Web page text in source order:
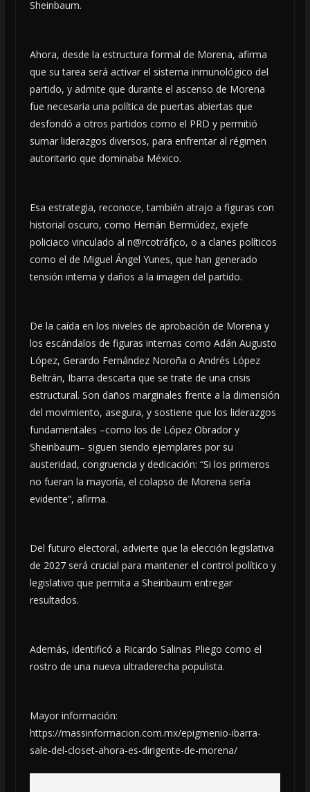
Sheinbaum.
Ahora, desde la estructura formal de Morena, afirma
que su tarea será activar el sistema inmunológico del
partido, y admite que durante el ascenso de Morena
fue necesaria una política de puertas abiertas que
desfondó a otros partidos como el PRD y permitió
sumar liderazgos diversos, para enfrentar al régimen
autoritario que dominaba México.
Esa estrategia, reconoce, también atrajo a figuras con
historial oscuro, como Hernán Bermúdez, exjefe
policiaco vinculado al n@rcotráf¡co, o a clanes políticos
como el de Miguel Ángel Yunes, que han generado
tensión interna y daños a la imagen del partido.
De la caída en los niveles de aprobación de Morena y
los escándalos de figuras internas como Adán Augusto
López, Gerardo Fernández Noroña o Andrés López
Beltrán, Ibarra descarta que se trate de una crisis
estructural. Son daños marginales frente a la dimensión
del movimiento, asegura, y sostiene que los liderazgos
fundamentales –como los de López Obrador y
Sheinbaum– siguen siendo ejemplares por su
austeridad, congruencia y dedicación: “Si los primeros
no fueran la mayoría, el colapso de Morena sería
evidente”, afirma.
Del futuro electoral, advierte que la elección legislativa
de 2027 será crucial para mantener el control político y
legislativo que permita a Sheinbaum entregar
resultados.
Además, identificó a Ricardo Salinas Pliego como el
rostro de una nueva ultraderecha populista.
Mayor información:
https://massinformacion.com.mx/epigmenio-ibarra-
sale-del-closet-ahora-es-dirigente-de-morena/